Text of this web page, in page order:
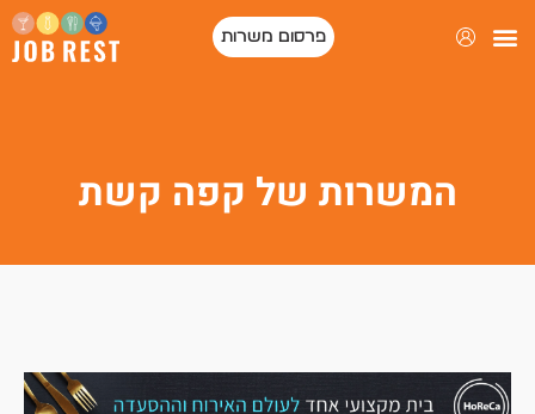
פרסום משרות
המשרות של קפה קשת